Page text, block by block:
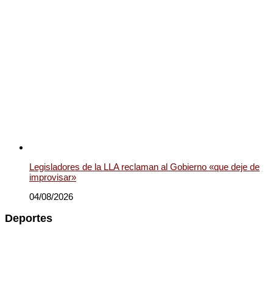
Legisladores de la LLA reclaman al Gobierno «que deje de
improvisar»
04/08/2026
Deportes